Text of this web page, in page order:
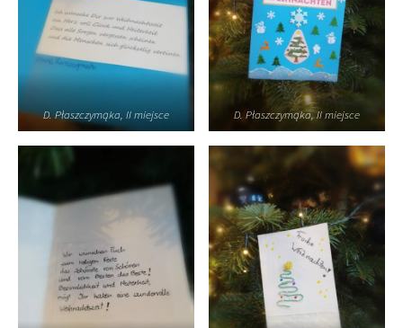
D. Płaszczymąka, II miejsce D. Płaszczymąka, II miejsce